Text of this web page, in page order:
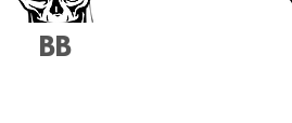
BB